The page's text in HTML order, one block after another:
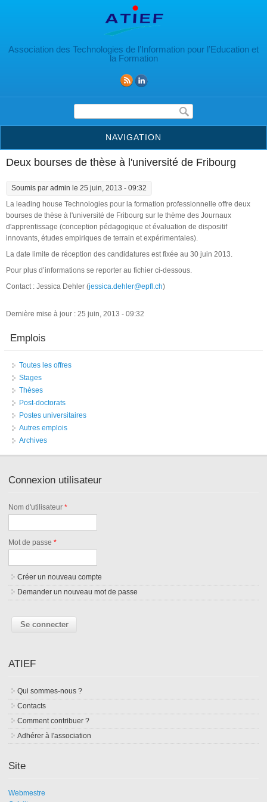
Association des Technologies de l’Information pour l’Education et
la Formation
Formulaire de recherche
NAVIGATION
Deux bourses de thèse à l'université de Fribourg
Soumis par admin le 25 juin, 2013 - 09:32
La leading house Technologies pour la formation professionnelle offre deux
bourses de thèse à l'université de Fribourg sur le thème des Journaux
d'apprentissage (conception pédagogique et évaluation de dispositif
innovants, études empiriques de terrain et expérimentales).
La date limite de réception des candidatures est fixée au 30 juin 2013.
Pour plus d’informations se reporter au fichier ci-dessous.
Contact : Jessica Dehler (jessica.dehler@epfl.ch)
Dernière mise à jour : 25 juin, 2013 - 09:32
Emplois
Toutes les offres
Stages
Thèses
Post-doctorats
Postes universitaires
Autres emplois
Archives
Connexion utilisateur
Nom d'utilisateur*
Mot de passe*
Créer un nouveau compte
Demander un nouveau mot de passe
ATIEF
Qui sommes-nous ?
Contacts
Comment contribuer ?
Adhérer à l'association
Site
Webmestre